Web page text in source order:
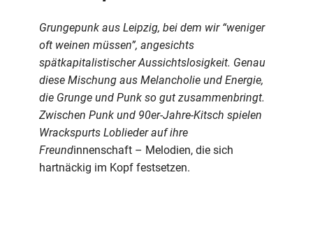
Grungepunk aus Leipzig, bei dem wir “weniger
oft weinen müssen”, angesichts
spätkapitalistischer Aussichtslosigkeit. Genau
diese Mischung aus Melancholie und Energie,
die Grunge und Punk so gut zusammenbringt.
Zwischen Punk und 90er-Jahre-Kitsch spielen
Wrackspurts Loblieder auf ihre
Freundinnenschaft – Melodien, die sich
hartnäckig im Kopf festsetzen.